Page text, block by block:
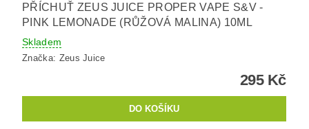
PŘÍCHUŤ ZEUS JUICE PROPER VAPE S&V -
PINK LEMONADE (RŮŽOVÁ MALINA) 10ML
Skladem
Značka: Zeus Juice
295 Kč